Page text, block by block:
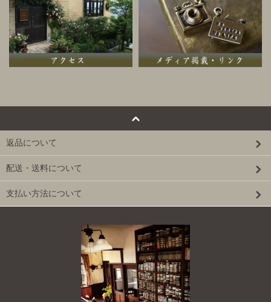
返品について
配送・送料について
支払い方法について